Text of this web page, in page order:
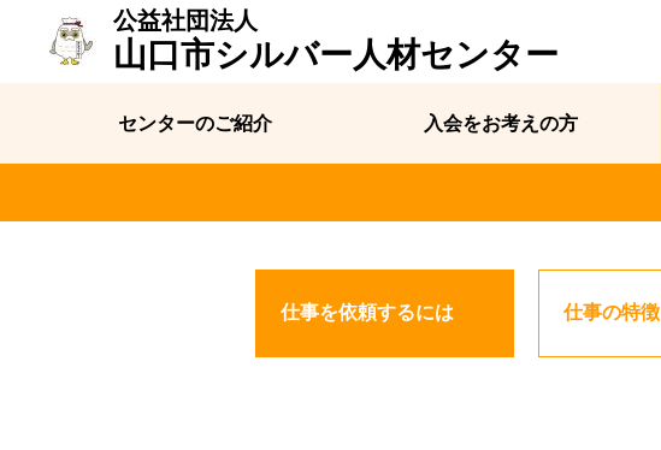
公益社団法人
山口市シルバー人材センター
センターのご紹介 入会をお考えの方
仕事を依頼するには 仕事の特徴